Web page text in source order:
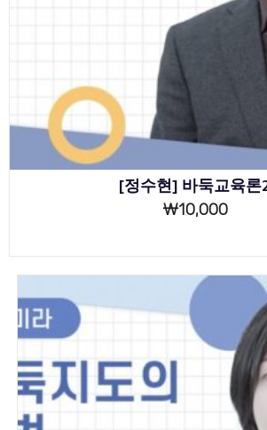
[정수현] 바둑교육론
₩10,000